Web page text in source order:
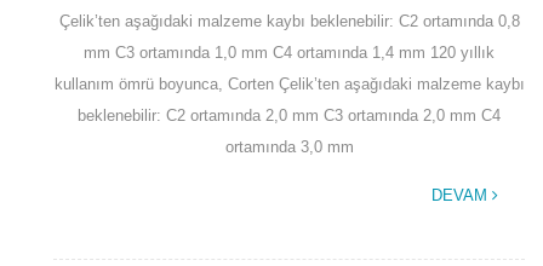
Çelik’ten aşağıdaki malzeme kaybı beklenebilir: C2 ortamında 0,8
mm C3 ortamında 1,0 mm C4 ortamında 1,4 mm 120 yıllık
kullanım ömrü boyunca, Corten Çelik’ten aşağıdaki malzeme kaybı
beklenebilir: C2 ortamında 2,0 mm C3 ortamında 2,0 mm C4
ortamında 3,0 mm
DEVAM